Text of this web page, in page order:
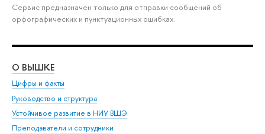
Сервис предназначен только для отправки сообщений об
орфографических и пунктуационных ошибках.
О ВЫШКЕ
Цифры и факты
Руководство и структура
Устойчивое развитие в НИУ ВШЭ
Преподаватели и сотрудники